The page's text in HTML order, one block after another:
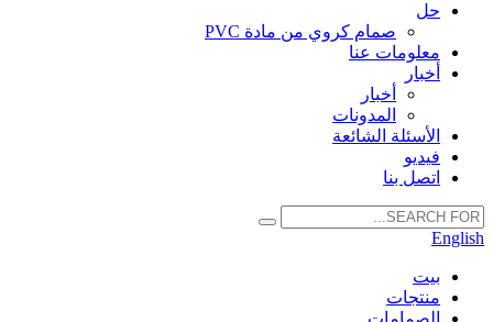
حل
صمام كروي من مادة PVC
معلومات عنا
أخبار
أخبار
المدونات
الأسئلة الشائعة
فيديو
اتصل بنا
English
بيت
منتجات
الصمامات